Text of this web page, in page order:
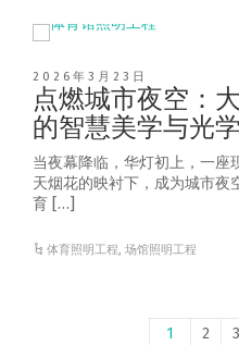
2026年3月23日
点燃城市夜空：
的智慧美学与光学
当夜幕降临，华灯初上，一座
天烟花的映衬下，成为城市夜
育 […]
体育照明工程,场馆照明工程
1 2 3